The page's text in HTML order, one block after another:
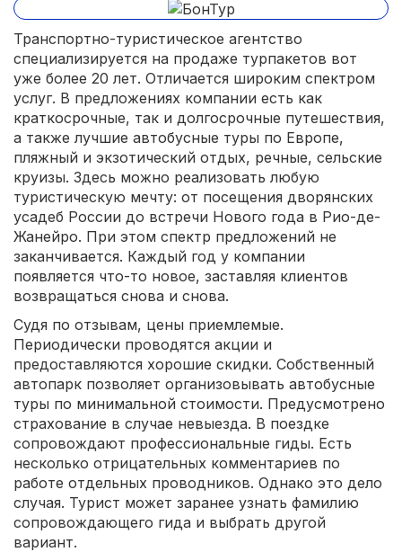
Транспортно-туристическое агентство
специализируется на продаже турпакетов вот
уже более 20 лет. Отличается широким спектром
услуг. В предложениях компании есть как
краткосрочные, так и долгосрочные путешествия,
а также лучшие автобусные туры по Европе,
пляжный и экзотический отдых, речные, сельские
круизы. Здесь можно реализовать любую
туристическую мечту: от посещения дворянских
усадеб России до встречи Нового года в Рио-де-
Жанейро. При этом спектр предложений не
заканчивается. Каждый год у компании
появляется что-то новое, заставляя клиентов
возвращаться снова и снова.
Судя по отзывам, цены приемлемые.
Периодически проводятся акции и
предоставляются хорошие скидки. Собственный
автопарк позволяет организовывать автобусные
туры по минимальной стоимости. Предусмотрено
страхование в случае невыезда. В поездке
сопровождают профессиональные гиды. Есть
несколько отрицательных комментариев по
работе отдельных проводников. Однако это дело
случая. Турист может заранее узнать фамилию
сопровождающего гида и выбрать другой
вариант.